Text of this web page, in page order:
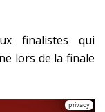
finalistes qui
lors de la finale